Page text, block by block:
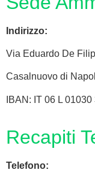
Indirizzo:
Via Eduardo De
Casalnuovo di
IBAN: IT 06 L
Recapiti
Telefono: